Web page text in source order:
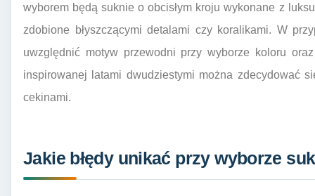
wyborem będą suknie o obcisłym kroju wykonane z
zdobione błyszczącymi detalami czy koralikami. W
uwzględnić motyw przewodni przy wyborze koloru
inspirowanej latami dwudziestymi można zdecydować
cekinami.
Jakie błędy unikać przy wyborze